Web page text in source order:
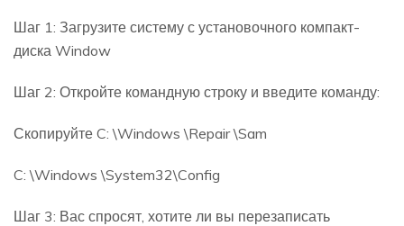
Шаг 1: Загрузите систему с установочного компакт-
диска Window
Шаг 2: Откройте командную строку и введите команду:
Скопируйте C: \Windows \Repair \Sam
C: \Windows \System32\Config
Шаг 3: Вас спросят, хотите ли вы перезаписать